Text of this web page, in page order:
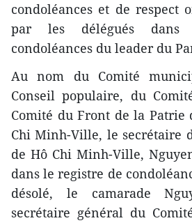
condoléances et de respect
par les délégués
condoléances du leader du
Au nom du Comité
Conseil populaire, du
Comité du Front de la Patrie
Chi Minh-Ville, le secrétaire
de Hô Chi Minh-Ville,
dans le registre de
désolé, le camarade
secrétaire général du